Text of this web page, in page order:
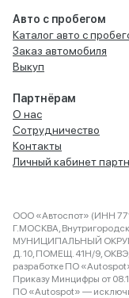
Авто с пробегом
Каталог авто с
Заказ автомобиля
Выкуп
Партнёрам
О нас
Сотрудничество
Контакты
Личный кабинет
ООО «Автоспот» (ИНН
Г.МОСКВА,
МУНИЦИПАЛЬНЫЙ
Д. 10, ПОМЕЩ. 41Н/9,
разработке ПО
Приказу Минцифры от
ПО «Autospot» —